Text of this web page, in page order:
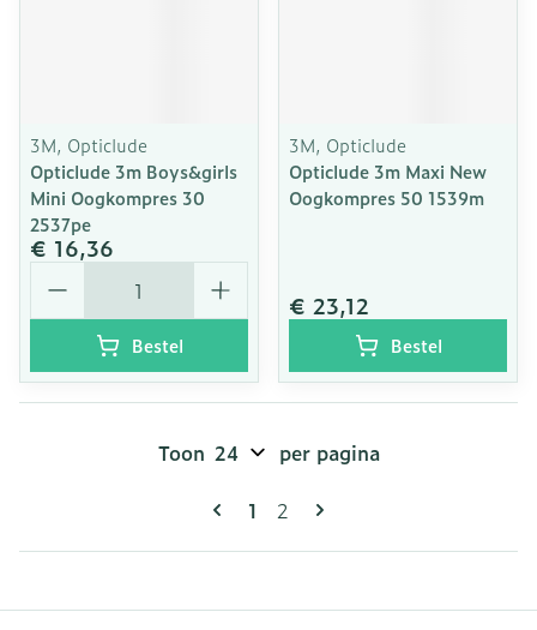
3M, Opticlude
Opticlude 3m Boys&girls
Mini Oogkompres 30
2537pe
€ 16,36
Aantal
Bestel
3M, Opticlude
Opticlude 3m Maxi New
Oogkompres 50 1539m
€ 23,12
Bestel
Pagina's
U lees momenteel pagina
1 Pagina
2
Toon per pagina